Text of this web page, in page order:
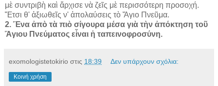
μὲ συντριβὴ καὶ ἄρχισε νὰ ζεῖς μὲ περισσότερη προσοχή.
Ἔτσι θ' ἀξιωθεῖς ν' ἀπολαύσεις τὸ Ἅγιο Πνεῦμα.
2. Ἕνα ἀπὸ τὰ πιὸ σίγουρα μέσα γιὰ τὴν ἀπόκτηση τοῦ
Ἅγιου Πνεύματος εἶναι ἡ ταπεινοφροσύνη.
exomologistetokirio στις 18:39 Δεν υπάρχουν σχόλια:
Κοινή χρήση